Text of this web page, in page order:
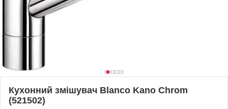
Кухонний змішувач Blanco Kano Chrom
(521502)